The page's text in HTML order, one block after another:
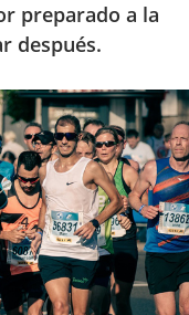
preparado a la
después.